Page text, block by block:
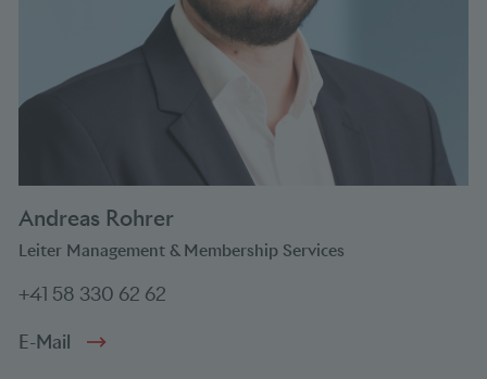
Andreas Rohrer
Leiter Management & Membership Services
+41 58 330 62 62
E-Mail